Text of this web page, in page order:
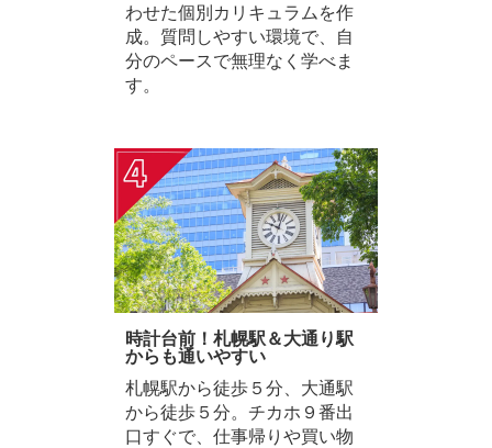
わせた個別カリキュラムを作
成。質問しやすい環境で、自
分のペースで無理なく学べま
す。
時計台前！札幌駅＆大通り駅
からも通いやすい
札幌駅から徒歩５分、大通駅
から徒歩５分。チカホ９番出
口すぐで、仕事帰りや買い物